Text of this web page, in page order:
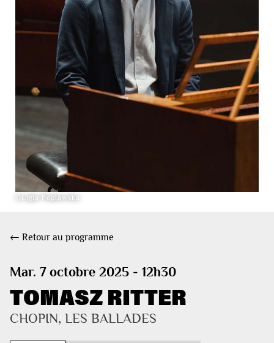
©Ligia Poplawska
← Retour au programme
Mar. 7 octobre 2025 - 12h30
TOMASZ RITTER
CHOPIN, LES BALLADES